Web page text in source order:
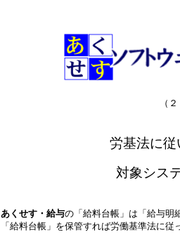
（
労基法に
対象シス
あくせす・給与の「給料台帳」は「給与明
「給料台帳」を保管すれば労働基準法に